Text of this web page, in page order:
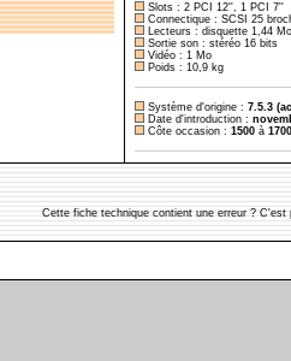
Slots : 2 PCI 12'', 1 PCI 7''
Connectique : SCSI 25
Lecteurs : disquette 1,44
Sortie son : stéréo 16 bits
Vidéo : 1 Mo
Poids : 10,9 kg
Système d'origine : 7.5.3
Date d'introduction :
Côte occasion : 1500à 1700
Cette fiche technique contient une erreur ? C'est